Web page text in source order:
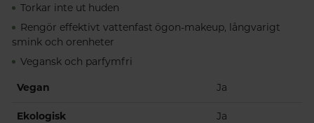
Torkar inte ut huden
Rengör effektivt vattenfast ögon-makeup, långvarigt
smink och orenheter
Vegansk och parfymfri
Vegan Ja
Ekologisk Ja